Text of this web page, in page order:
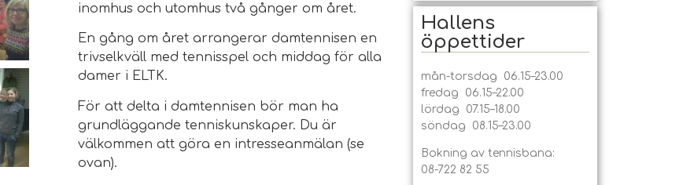
inomhus och utomhus två gånger om året.
En gång om året arrangerar damtennisen en
trivselkväll med tennisspel och middag för alla
damer i ELTK.
För att delta i damtennisen bör man ha
grundläggande tenniskunskaper. Du är
välkommen att göra en intresseanmälan (se
ovan).
Hallens
öppet­tider
mån-torsdag 06.15–23.00
fredag 06.15–22.00
lördag 07.15–18.00
söndag 08.15–23.00
Bokning av tennisbana:
08-722 82 55